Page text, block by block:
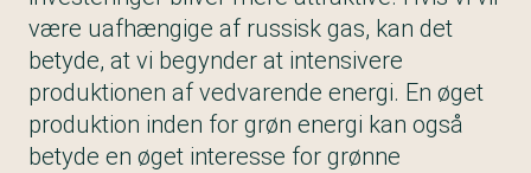
være uafhængige af russisk gas, kan det
betyde, at vi begynder at intensivere
produktionen af vedvarende energi. En øget
produktion inden for grøn energi kan også
betyde en øget interesse for grønne